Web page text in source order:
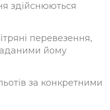
здійснюються
перевезення,
йому
за конкретними